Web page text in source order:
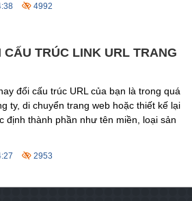
4992
CẤU TRÚC LINK URL TRANG
đổi cấu trúc URL của bạn là trong quá
ty, di chuyển trang web hoặc thiết kế lại
định thành phần như tên miền, loại sản
2953